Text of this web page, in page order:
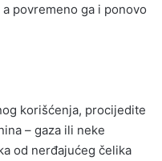
povremeno ga i ponovo
korišćenja, procijedite
– gaza ili neke
od nerđajućeg čelika